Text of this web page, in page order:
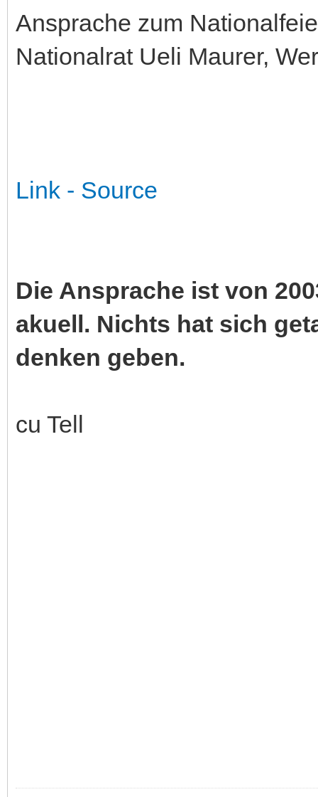
Ansprache zum
Nationalrat Ueli Maurer,
Link - Source
Die Ansprache ist von
akuell. Nichts hat sich
denken geben.
cu Tell